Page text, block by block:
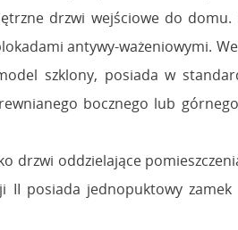
drzwi wejściowe do
antywy-ważeniowymi.
szklony, posiada w
bocznego lub
drzwi oddzielające
II posiada jednopuktowy